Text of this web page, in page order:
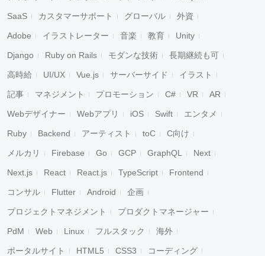
SaaS カスタマーサポート グローバル 外資
Adobe イラストレーター 音楽 教育 Unity
Django Ruby on Rails モダンな技術 長期継続も可
高時給 UI/UX Vue.js サーバーサイド イラスト
記事 マネジメント プロモーション C# VR AR
Webデザイナー Webアプリ iOS Swift エンタメ
Ruby Backend アーティスト toC C向け
メルカリ Firebase Go GCP GraphQL Next
Next.js React React.js TypeScript Frontend
コンサル Flutter Android 企画
プロジェクトマネジメント プロダクトマネージャー
PdM Web Linux フルスタック 海外
ポータルサイト HTML5 CSS3 コーディング